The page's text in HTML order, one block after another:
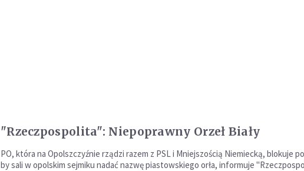
"Rzeczpospolita": Niepoprawny Orzeł Biały
PO, która na Opolszczyźnie rządzi razem z PSL i Mniejszością Niemiecką, blokuje
by sali w opolskim sejmiku nadać nazwę piastowskiego orła, informuje